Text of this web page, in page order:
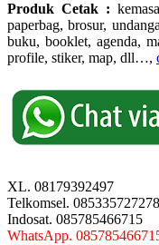
Produk Cetak :
paperbag, brosur,
buku, booklet, agenda,
profile, stiker, map, dll…,
XL. 08179392497
Telkomsel. 085335727278
Indosat. 085785466715
WhatsApp.